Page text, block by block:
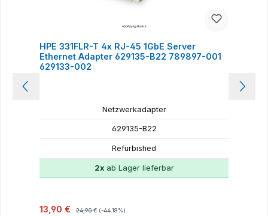
HPE 331FLR-T 4x RJ-45 1GbE Server
Ethernet Adapter 629135-B22 789897-001
629133-002
Netzwerkadapter
629135-B22
Refurbished
2xab Lager lieferbar
Verkaufspreis:
13,90 € 24,90 € (-44.18%)